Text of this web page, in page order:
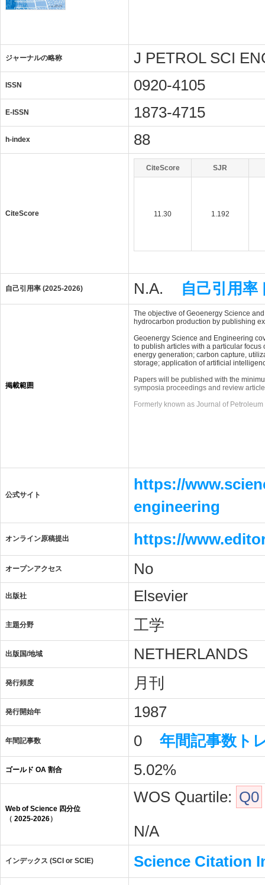
ジャーナルの略称 J PETROL SCI
ISSN 0920-4105
E-ISSN 1873-4715
h-index 88
CiteScore
CiteScore SJR
11.30 1.192
自己引用率 (2025-2026) N.A. 自己引用率
掲載範囲
The objective of Geoenergy Science
hydrocarbon production by publishing
Geoenergy Science and Engineering
to publish articles with a particular
energy generation; carbon capture,
storage; application of artificial
Papers will be published with the
symposia proceedings and review
Formerly known as Journal of
公式サイト
https://
engineering
オンライン原稿提出 https://
オープンアクセス No
出版社 Elsevier
主題分野 工学
出版国/地域 NETHERLANDS
発行頻度 月刊
発行開始年 1987
年間記事数 0 年間記事数ト
ゴールド OA 割合 5.02%
Web of Science 四分位
（ 2025-2026）
WOS Quartile: Q0
N/A
インデックス (SCI or SCIE) Science Citation